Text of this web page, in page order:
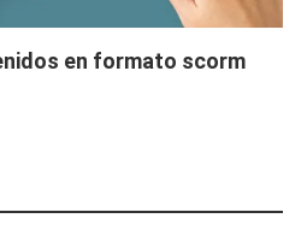
en formato scorm